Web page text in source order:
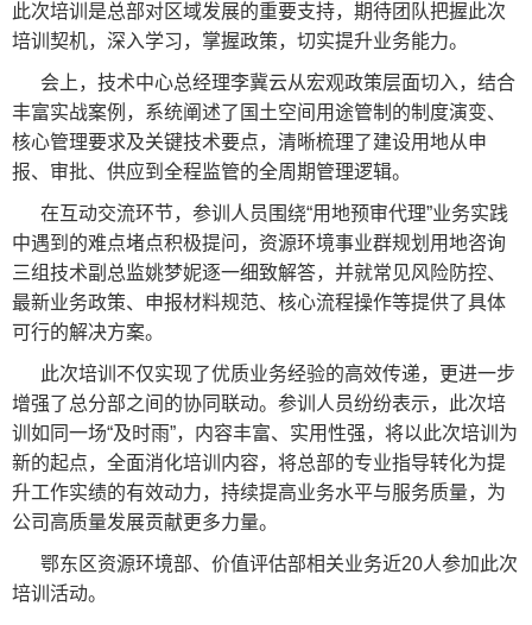
此次培训是总部对区域发展的重要支持，期待团队把握此次
培训契机，深入学习，掌握政策，切实提升业务能力。
会上，技术中心总经理李冀云从宏观政策层面切入，结合
丰富实战案例，系统阐述了国土空间用途管制的制度演变、
核心管理要求及关键技术要点，清晰梳理了建设用地从申
报、审批、供应到全程监管的全周期管理逻辑。
在互动交流环节，参训人员围绕“用地预审代理”业务实践
中遇到的难点堵点积极提问，资源环境事业群规划用地咨询
三组技术副总监姚梦妮逐一细致解答，并就常见风险防控、
最新业务政策、申报材料规范、核心流程操作等提供了具体
可行的解决方案。
此次培训不仅实现了优质业务经验的高效传递，更进一步
增强了总分部之间的协同联动。参训人员纷纷表示，此次培
训如同一场“及时雨”，内容丰富、实用性强，将以此次培训为
新的起点，全面消化培训内容，将总部的专业指导转化为提
升工作实绩的有效动力，持续提高业务水平与服务质量，为
公司高质量发展贡献更多力量。
鄂东区资源环境部、价值评估部相关业务近20人参加此次
培训活动。